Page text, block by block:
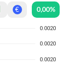
€ 0,00%